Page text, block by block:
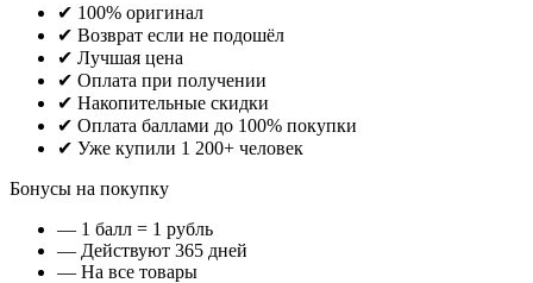
✔ 100% оригинал
✔ Возврат если не подошёл
✔ Лучшая цена
✔ Оплата при получении
✔ Накопительные скидки
✔ Оплата баллами до 100% покупки
✔ Уже купили 1 200+ человек
Бонусы на покупку
— 1 балл = 1 рубль
— Действуют 365 дней
— На все товары